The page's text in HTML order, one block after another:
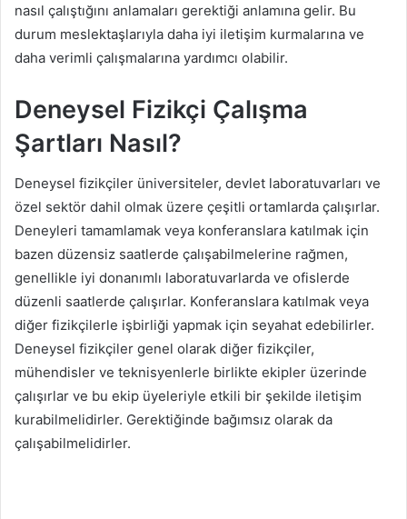
nasıl çalıştığını anlamaları gerektiği anlamına gelir. Bu
durum meslektaşlarıyla daha iyi iletişim kurmalarına ve
daha verimli çalışmalarına yardımcı olabilir.
Deneysel Fizikçi Çalışma
Şartları Nasıl?
Deneysel fizikçiler üniversiteler, devlet laboratuvarları ve
özel sektör dahil olmak üzere çeşitli ortamlarda çalışırlar.
Deneyleri tamamlamak veya konferanslara katılmak için
bazen düzensiz saatlerde çalışabilmelerine rağmen,
genellikle iyi donanımlı laboratuvarlarda ve ofislerde
düzenli saatlerde çalışırlar. Konferanslara katılmak veya
diğer fizikçilerle işbirliği yapmak için seyahat edebilirler.
Deneysel fizikçiler genel olarak diğer fizikçiler,
mühendisler ve teknisyenlerle birlikte ekipler üzerinde
çalışırlar ve bu ekip üyeleriyle etkili bir şekilde iletişim
kurabilmelidirler. Gerektiğinde bağımsız olarak da
çalışabilmelidirler.